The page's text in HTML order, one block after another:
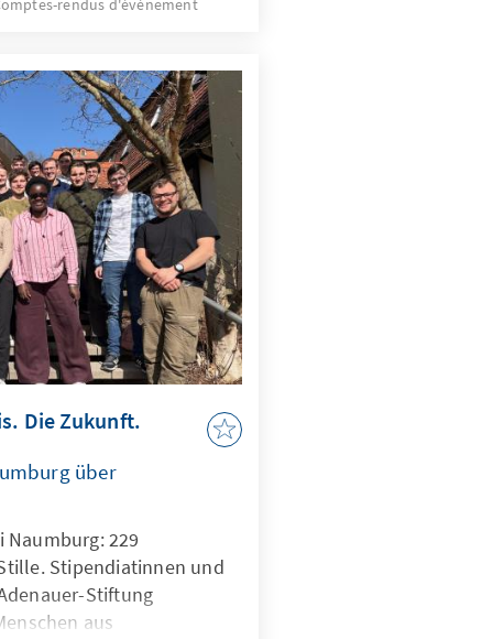
rendus d'événement
Die Zukunft.
über
Naumburg: 229
Stipendiatinnen und
Stiftung
aus